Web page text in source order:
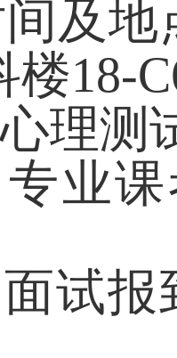
日程
及地
楼18-
心理测
业